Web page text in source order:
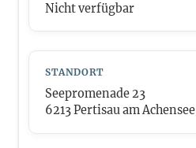
Nicht verfügbar
STANDORT
Seepromenade 23
6213 Pertisau am Achensee